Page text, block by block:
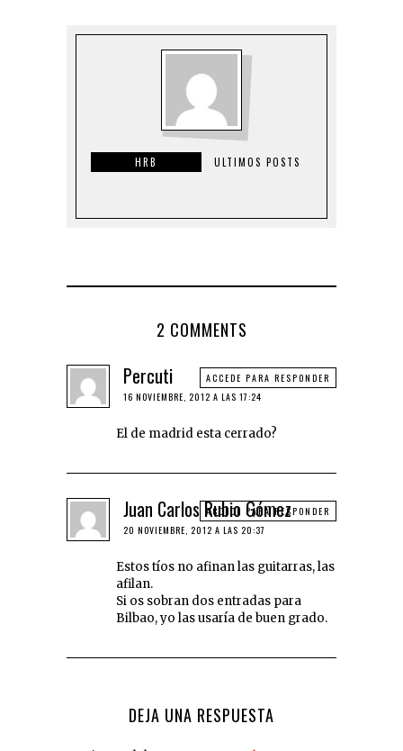
HRB ULTIMOS POSTS
2 COMMENTS
Percuti
16 NOVIEMBRE, 2012 A LAS 17:24
El de madrid esta cerrado?
ACCEDE PARA RESPONDER
Juan Carlos Rubio Gómez
20 NOVIEMBRE, 2012 A LAS 20:37
Estos tíos no afinan las guitarras, las
afilan.
Si os sobran dos entradas para
Bilbao, yo las usaría de buen grado.
ACCEDE PARA RESPONDER
DEJA UNA RESPUESTA